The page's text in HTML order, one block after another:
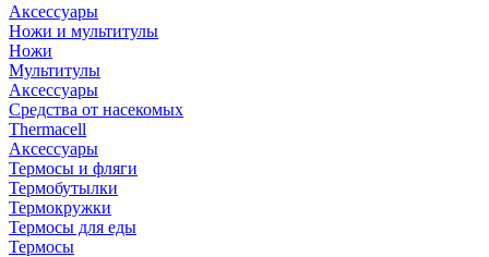
Аксессуары
Ножи и мультитулы
Ножи
Мультитулы
Аксессуары
Средства от насекомых
Thermacell
Аксессуары
Термосы и фляги
Термобутылки
Термокружки
Термосы для еды
Термосы